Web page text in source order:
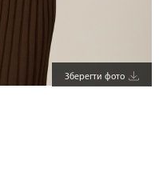
Зберегти фото